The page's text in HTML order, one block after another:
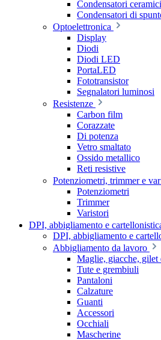
Condensatori ceramici
Condensatori di
Optoelettronica
Display
Diodi
Diodi LED
PortaLED
Fototransistor
Segnalatori luminosi
Resistenze
Carbon film
Corazzate
Di potenza
Vetro smaltato
Ossido metallico
Reti resistive
Potenziometri, trimmer e
Potenziometri
Trimmer
Varistori
DPI, abbigliamento e
DPI, abbigliamento e
Abbigliamento da lavoro
Maglie, giacche, gilet
Tute e grembiuli
Pantaloni
Calzature
Guanti
Accessori
Occhiali
Mascherine